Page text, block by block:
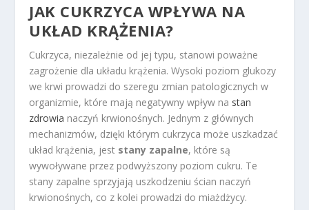
JAK CUKRZYCA WPŁYWA NA
UKŁAD KRĄŻENIA?
Cukrzyca, niezależnie od jej typu, stanowi poważne
zagrożenie dla układu krążenia. Wysoki poziom glukozy
we krwi prowadzi do szeregu zmian patologicznych w
organizmie, które mają negatywny wpływ na stan
zdrowia naczyń krwionośnych. Jednym z głównych
mechanizmów, dzięki którym cukrzyca może uszkadzać
układ krążenia, jest stany zapalne, które są
wywoływane przez podwyższony poziom cukru. Te
stany zapalne sprzyjają uszkodzeniu ścian naczyń
krwionośnych, co z kolei prowadzi do miażdżycy.